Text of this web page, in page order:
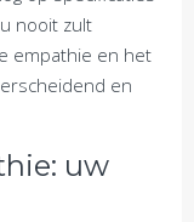
nooit zult
empathie en het
en
uw